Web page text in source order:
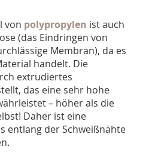
von polypropylen ist auch
(das Eindringen von
Membran), da es
handelt. Die
extrudiertes
das eine sehr hohe
– höher als die
Daher ist eine
entlang der Schweißnähte